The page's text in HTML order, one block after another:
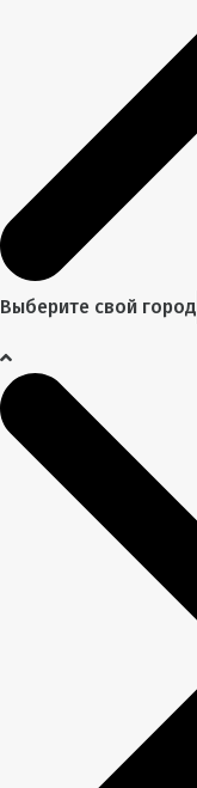
Выберите свой город